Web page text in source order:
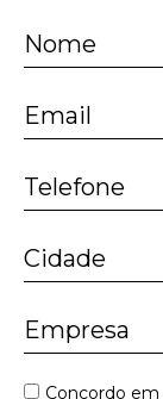
Concordo